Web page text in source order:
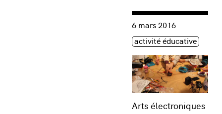
Arts électroniques
Consulter « Arts
6 mars 2016
Étiquette(s)
activité éducative